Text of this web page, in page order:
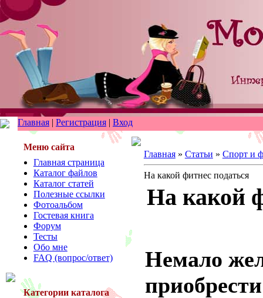
Главная | Регистрация | Вход
Меню сайта
Главная страница
Каталог файлов
Каталог статей
Полезные ссылки
Фотоальбом
Гостевая книга
Форум
Тесты
Обо мне
FAQ (вопрос/ответ)
Категории каталога
Главная» Статьи » Спорт и
На какой фитнес податься
На какой
Немало